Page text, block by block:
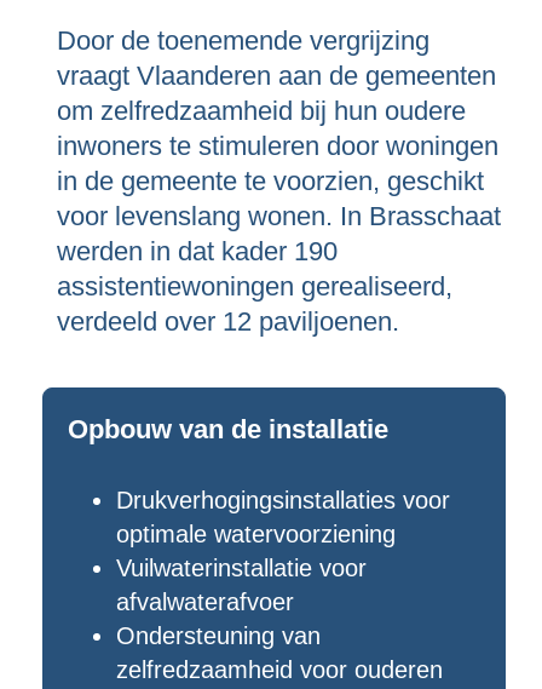
Door de toenemende vergrijzing
vraagt Vlaanderen aan de gemeenten
om zelfredzaamheid bij hun oudere
inwoners te stimuleren door woningen
in de gemeente te voorzien, geschikt
voor levenslang wonen. In Brasschaat
werden in dat kader 190
assistentiewoningen gerealiseerd,
verdeeld over 12 paviljoenen.
Opbouw van de installatie
Drukverhogingsinstallaties voor
optimale watervoorziening
Vuilwaterinstallatie voor
afvalwaterafvoer
Ondersteuning van
zelfredzaamheid voor ouderen